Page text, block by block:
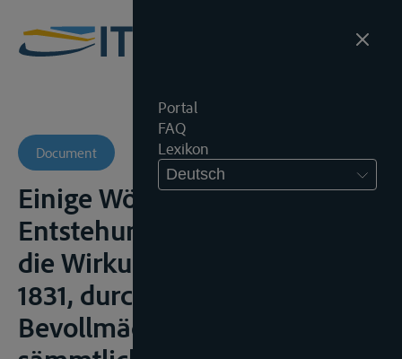
Portal
FAQ
Lexikon
Deutsch
Document
Einige Wörter über die
Entstehung, den Zweck und
die Wirkung des, am 31. März
1831, durch die
Bevollmächtigen der